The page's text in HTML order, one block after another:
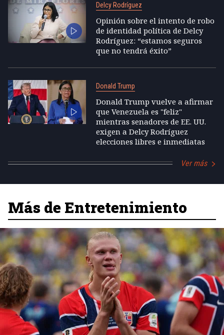
Delcy Rodríguez
Opinión sobre el intento de robo
de identidad política de Delcy
Rodríguez: “estamos seguros
que no tendrá éxito”
Donald Trump
Donald Trump vuelve a afirmar
que Venezuela es "feliz"
mientras senadores de EE. UU.
exigen a Delcy Rodríguez
elecciones libres e inmediatas
Ver más
Más de Entretenimiento